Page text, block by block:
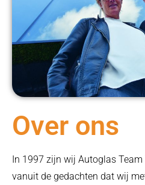
Over ons
In 1997 zijn wij Autoglas
vanuit de gedachten dat wij